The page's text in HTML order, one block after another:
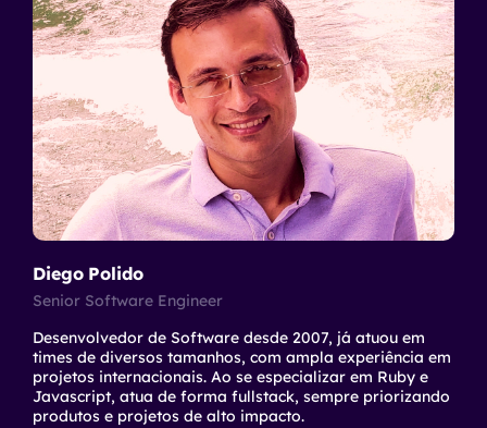
Diego Polido
Senior Software Engineer
Desenvolvedor de Software desde 2007, já atuou em
times de diversos tamanhos, com ampla experiência em
projetos internacionais. Ao se especializar em Ruby e
Javascript, atua de forma fullstack, sempre priorizando
produtos e projetos de alto impacto.